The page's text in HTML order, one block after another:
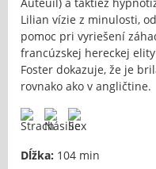
Lilian vízie z minulosti,
pomoc pri vyriešení
francúzskej hereckej
Foster dokazuje, že je
rovnako ako v angličtine.
Dĺžka: 104 min